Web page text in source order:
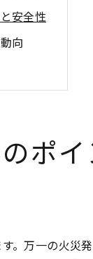
安全性
向
解説
策
ポイ
。万一の火災